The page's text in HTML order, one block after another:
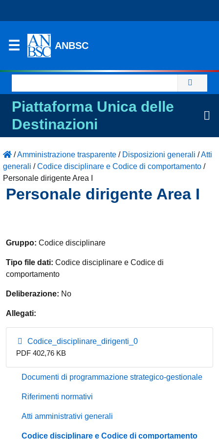
ANBSC
per:
Piattaforma Unica delle
Destinazioni
/Amministrazione trasparente / Disposizioni generali /Atti
generali /Codice disciplinare e Codice di comportamento /
Personale dirigente Area I
Personale dirigente Area I
Gruppo: Codice disciplinare
Tipo file dati: Codice disciplinare e Codice di
comportamento
Deliberazione: No
Allegati:
Codice_disciplinare_dirigenti_0
PDF 402,76 KB
Documenti di programmazione strategico-gestionale
Riferimenti normativi
Atti amministrativi generali
Codice disciplinare e Codice di comportamento